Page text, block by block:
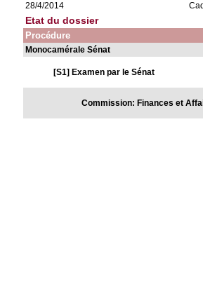
28/4/2014
Etat du dossier
Procédure
Monocamérale Sénat
[S1] Examen par le Sénat
Commission: Finances et